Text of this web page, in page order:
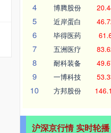
4 博腾股份
5 近岸蛋白
6 毕得医药
7 五洲医疗
8 耐科装备
9 一博科技
10 方邦股份
沪深京行情 实时轮播